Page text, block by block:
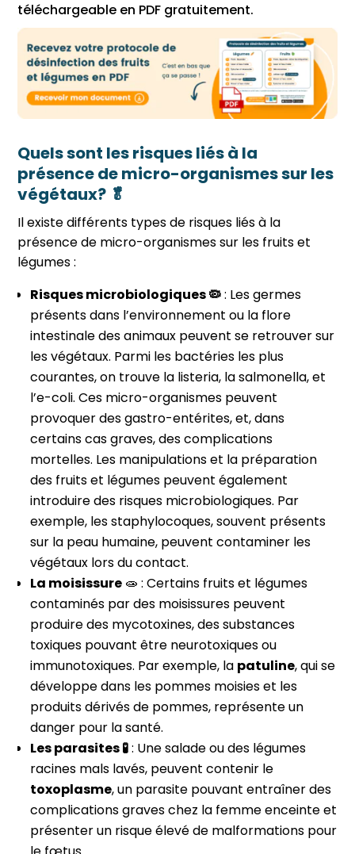
téléchargeable en PDF gratuitement.
Quels sont les risques liés à la
présence de micro-organismes sur les
végétaux? 🥬️
Il existe différents types de risques liés à la
présence de micro-organismes sur les fruits et
légumes :
Risques microbiologiques 🦠: Les germes
présents dans l’environnement ou la flore
intestinale des animaux peuvent se retrouver sur
les végétaux. Parmi les bactéries les plus
courantes, on trouve la listeria, la salmonella, et
l’e-coli. Ces micro-organismes peuvent
provoquer des gastro-entérites, et, dans
certains cas graves, des complications
mortelles. Les manipulations et la préparation
des fruits et légumes peuvent également
introduire des risques microbiologiques. Par
exemple, les staphylocoques, souvent présents
sur la peau humaine, peuvent contaminer les
végétaux lors du contact.
La moisissure 🧫️ : Certains fruits et légumes
contaminés par des moisissures peuvent
produire des mycotoxines, des substances
toxiques pouvant être neurotoxiques ou
immunotoxiques. Par exemple, la patuline, qui se
développe dans les pommes moisies et les
produits dérivés de pommes, représente un
danger pour la santé.
Les parasites 🧪️: Une salade ou des légumes
racines mals lavés, peuvent contenir le
toxoplasme, un parasite pouvant entraîner des
complications graves chez la femme enceinte et
présenter un risque élevé de malformations pour